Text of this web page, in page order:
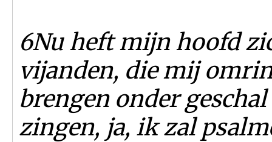
6Nu heft mijn hoofd
vijanden, die mij
brengen onder
zingen, ja, ik zal